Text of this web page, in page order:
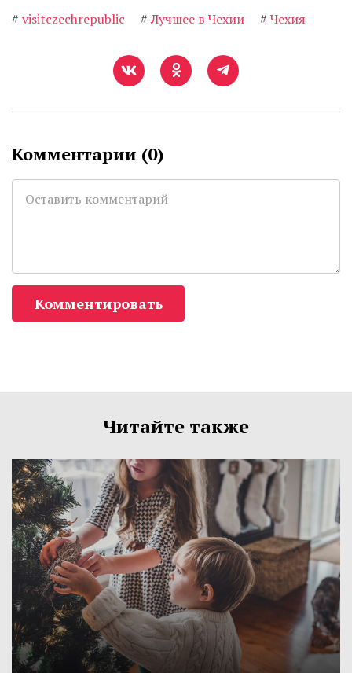
# visitczechrepublic # Лучшее в Чехии # Чехия
Комментарии (0)
Комментировать
Читайте также